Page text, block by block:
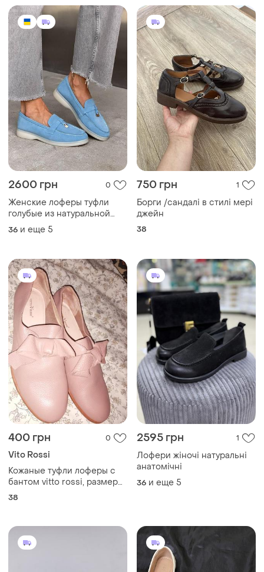
2600 грн 0
Женские лоферы туфли
голубые из натуральной
замши 11588
36 и еще 5
750 грн 1
Борги /сандалі в стилі мері
джейн
38
400 грн 0
Vito Rossi
Кожаные туфли лоферы с
бантом vitto rossi, размер
38
38
2595 грн 1
Лофери жіночі натуральні
анатомічні
36 и еще 5